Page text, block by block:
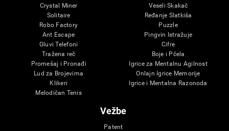
Crystal Miner
Solitaire
Robo Factory
Ant Escape
Gluvi Telefoni
Tražena reč
Promešaj i Pronađi
Lud za Brojevima
Klikeri
Melodičan Tenis
Veseli Skakač
Ređanje Slatkiša
Puzzle
Pingvin Istražuje
Cifre
Boje i Pčela
Igrice za Mentalnu Agilnost
Onlajn Igrice Memorije
Igrice i Mentalna Razonoda
Vežbe
Patent